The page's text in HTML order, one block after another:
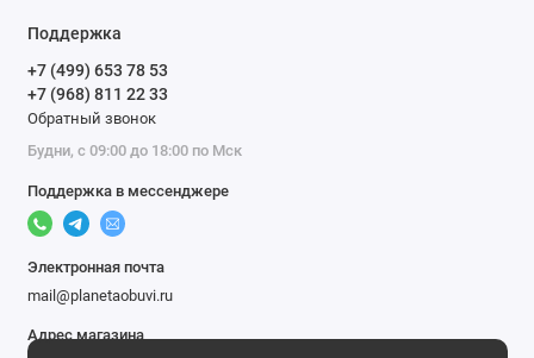
Поддержка
+7 (499) 653 78 53
+7 (968) 811 22 33
Обратный звонок
Будни, с 09:00 до 18:00 по Мск
Поддержка в мессенджере
Электронная почта
mail@planetaobuvi.ru
Адрес магазина